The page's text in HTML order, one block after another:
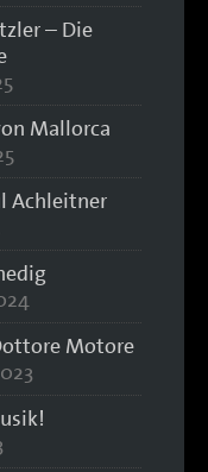
– Die
Mallorca
Achleitner
Motore